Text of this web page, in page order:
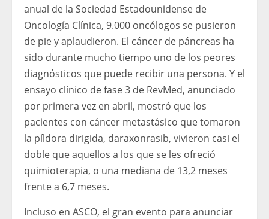
anual de la Sociedad Estadounidense de
Oncología Clínica, 9.000 oncólogos se pusieron
de pie y aplaudieron. El cáncer de páncreas ha
sido durante mucho tiempo uno de los peores
diagnósticos que puede recibir una persona. Y el
ensayo clínico de fase 3 de RevMed, anunciado
por primera vez en abril, mostró que los
pacientes con cáncer metastásico que tomaron
la píldora dirigida, daraxonrasib, vivieron casi el
doble que aquellos a los que se les ofreció
quimioterapia, o una mediana de 13,2 meses
frente a 6,7 ​​meses.
Incluso en ASCO, el gran evento para anunciar